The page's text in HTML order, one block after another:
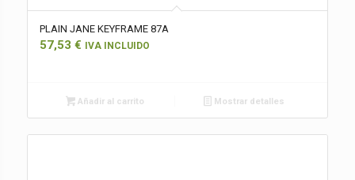
PLAIN JANE KEYFRAME 87A
57,53 € IVA INCLUIDO
Añadir al carrito Mostrar detalles